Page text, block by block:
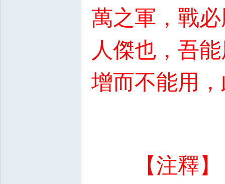
萬之軍，戰
人傑也，吾
增而不能用
【注釋】